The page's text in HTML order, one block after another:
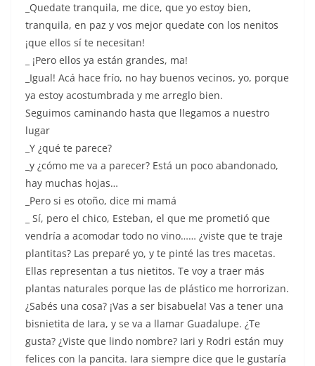
_Quedate tranquila, me dice, que yo estoy bien,
tranquila, en paz y vos mejor quedate con los nenitos
¡que ellos sí te necesitan!
_ ¡Pero ellos ya están grandes, ma!
_Igual! Acá hace frío, no hay buenos vecinos, yo, porque
ya estoy acostumbrada y me arreglo bien.
Seguimos caminando hasta que llegamos a nuestro
lugar
_Y ¿qué te parece?
_y ¿cómo me va a parecer? Está un poco abandonado,
hay muchas hojas…
_Pero si es otoño, dice mi mamá
_ Sí, pero el chico, Esteban, el que me prometió que
vendría a acomodar todo no vino…… ¿viste que te traje
plantitas? Las preparé yo, y te pinté las tres macetas.
Ellas representan a tus nietitos. Te voy a traer más
plantas naturales porque las de plástico me horrorizan.
¿Sabés una cosa? ¡Vas a ser bisabuela! Vas a tener una
bisnietita de Iara, y se va a llamar Guadalupe. ¿Te
gusta? ¿Viste que lindo nombre? Iari y Rodri están muy
felices con la pancita. Iara siempre dice que le gustaría